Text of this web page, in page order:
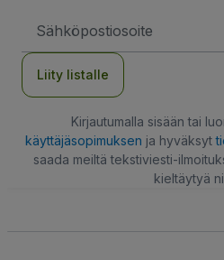
Liity listalle
Kirjautumalla sisään tai
käyttäjäsopimuksen ja hyväksyt
saada meiltä tekstiviesti-
kieltäytyä